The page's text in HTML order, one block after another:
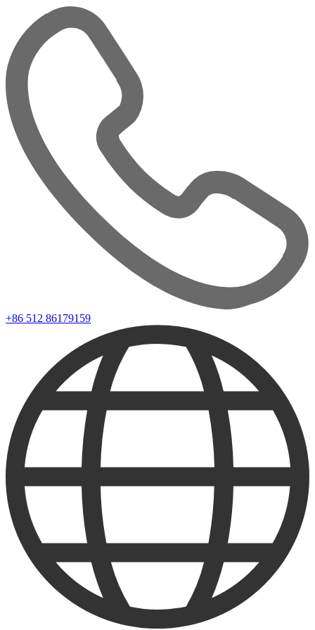
+86 512 86179159